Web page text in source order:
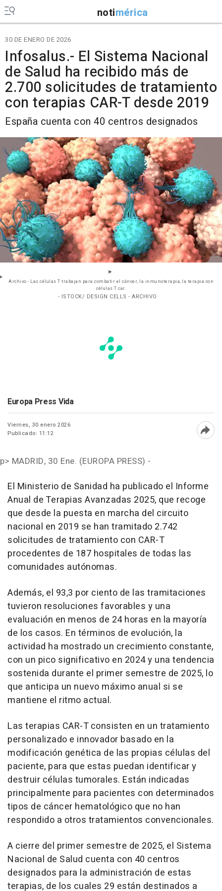
notimérica
30 DE ENERO DE 2026
Infosalus.- El Sistema Nacional
de Salud ha recibido más de
2.700 solicitudes de tratamiento
con terapias CAR-T desde 2019
España cuenta con 40 centros designados
Archivo - Las células T trabajan para combatir el cáncer, la inmunoterapia, la terapia con
células T car.
- ISTOCK/ DESIGN CELLS - ARCHIVO
Europa Press Vida
Viernes, 30 enero 2026
Publicado: 11:12
p> MADRID, 30 Ene. (EUROPA PRESS) -
El Ministerio de Sanidad ha publicado el Informe
Anual de Terapias Avanzadas 2025, que recoge
que desde la puesta en marcha del circuito
nacional en 2019 se han tramitado 2.742
solicitudes de tratamiento con CAR-T
procedentes de 187 hospitales de todas las
comunidades autónomas.
Además, el 93,3 por ciento de las tramitaciones
tuvieron resoluciones favorables y una
evaluación en menos de 24 horas en la mayoría
de los casos. En términos de evolución, la
actividad ha mostrado un crecimiento constante,
con un pico significativo en 2024 y una tendencia
sostenida durante el primer semestre de 2025, lo
que anticipa un nuevo máximo anual si se
mantiene el ritmo actual.
Las terapias CAR-T consisten en un tratamiento
personalizado e innovador basado en la
modificación genética de las propias células del
paciente, para que estas puedan identificar y
destruir células tumorales. Están indicadas
principalmente para pacientes con determinados
tipos de cáncer hematológico que no han
respondido a otros tratamientos convencionales.
A cierre del primer semestre de 2025, el Sistema
Nacional de Salud cuenta con 40 centros
designados para la administración de estas
terapias, de los cuales 29 están destinados a